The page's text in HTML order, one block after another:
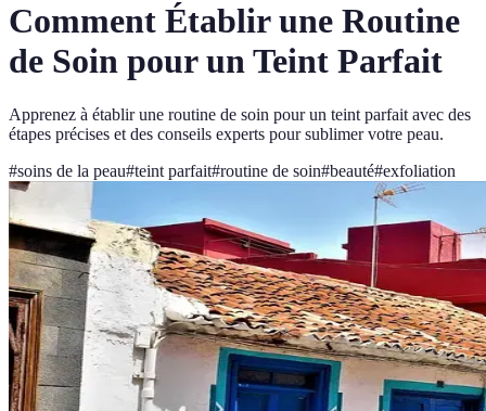
Comment Établir une Routine
de Soin pour un Teint Parfait
Apprenez à établir une routine de soin pour un teint parfait avec des
étapes précises et des conseils experts pour sublimer votre peau.
#soins de la peau#teint parfait#routine de soin#beauté#exfoliation